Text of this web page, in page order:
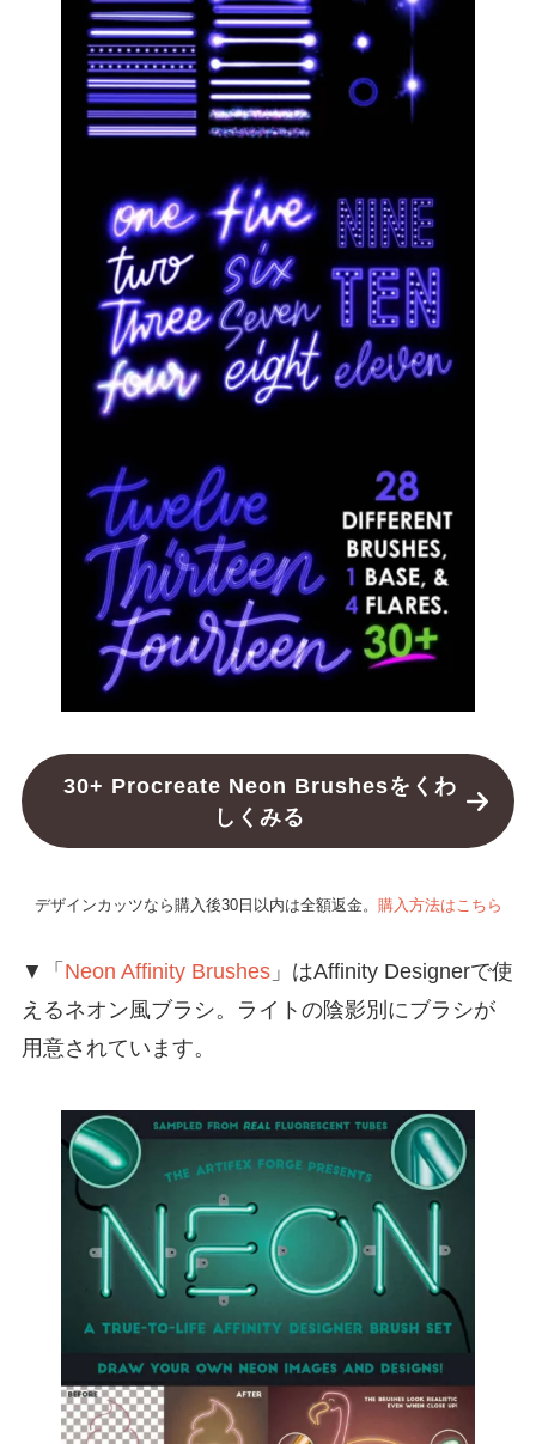
30+ Procreate Neon Brushesをくわ
しくみる
デザインカッツなら購入後30日以内は全額返金。 購入方法はこちら
▼「 Neon Affinity Brushes」はAffinity Designerで使
えるネオン風ブラシ。ライトの陰影別にブラシが
用意されています。